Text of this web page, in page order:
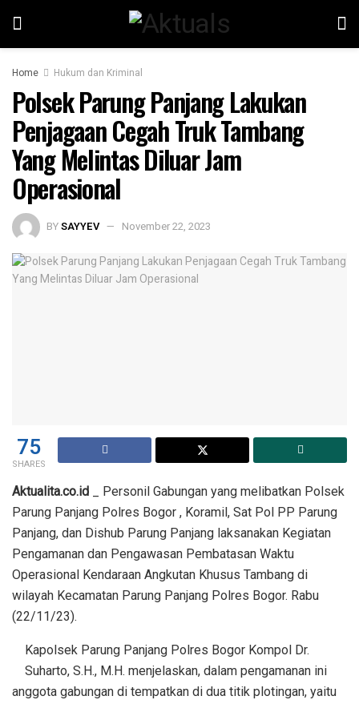
Home Hukum dan Kriminal
Polsek Parung Panjang Lakukan
Penjagaan Cegah Truk Tambang
Yang Melintas Diluar Jam
Operasional
BYSAYYEV November 22, 2023
75
SHARES
Aktualita.co.id _ Personil Gabungan yang melibatkan Polsek
Parung Panjang Polres Bogor , Koramil, Sat Pol PP Parung
Panjang, dan Dishub Parung Panjang laksanakan Kegiatan
Pengamanan dan Pengawasan Pembatasan Waktu
Operasional Kendaraan Angkutan Khusus Tambang di
wilayah Kecamatan Parung Panjang Polres Bogor. Rabu
(22/11/23).
Kapolsek Parung Panjang Polres Bogor Kompol Dr.
Suharto, S.H., M.H. menjelaskan, dalam pengamanan ini
anggota gabungan di tempatkan di dua titik plotingan, yaitu